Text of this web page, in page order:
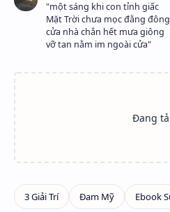
"một sáng khi con tỉnh giấc
Mặt Trời chưa mọc đằng đông
cửa nhà chắn hết mưa giông
vỡ tan nằm im ngoài cửa"